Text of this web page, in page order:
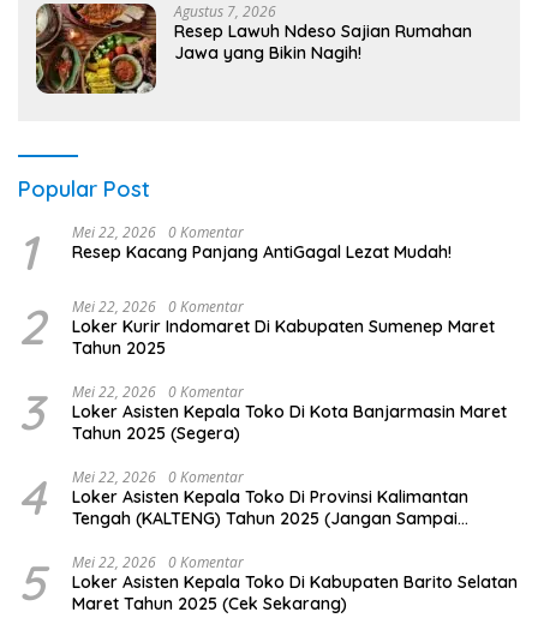
Agustus 7, 2026
Resep Lawuh Ndeso Sajian Rumahan
Jawa yang Bikin Nagih!
Popular Post
1 Mei 22, 2026 0 Komentar
Resep Kacang Panjang AntiGagal Lezat Mudah!
2 Mei 22, 2026 0 Komentar
Loker Kurir Indomaret Di Kabupaten Sumenep Maret
Tahun 2025
3 Mei 22, 2026 0 Komentar
Loker Asisten Kepala Toko Di Kota Banjarmasin Maret
Tahun 2025 (Segera)
4 Mei 22, 2026 0 Komentar
Loker Asisten Kepala Toko Di Provinsi Kalimantan
Tengah (KALTENG) Tahun 2025 (Jangan Sampai
5 Mei 22, 2026 0 Komentar
Loker Asisten Kepala Toko Di Kabupaten Barito Selatan
Maret Tahun 2025 (Cek Sekarang)